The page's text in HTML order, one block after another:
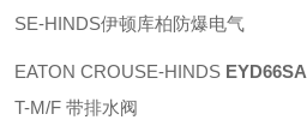
SE-HINDS伊顿库柏防爆电气
EATON CROUSE-HINDS EYD66SA
T-M/F 带排水阀